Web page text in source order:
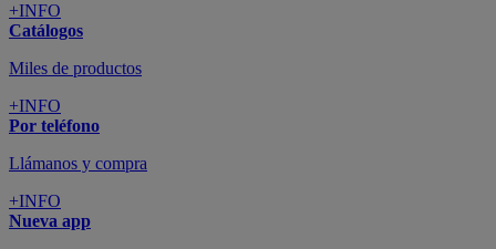
+INFO
Catálogos
Miles de productos
+INFO
Por teléfono
Llámanos y compra
+INFO
Nueva app